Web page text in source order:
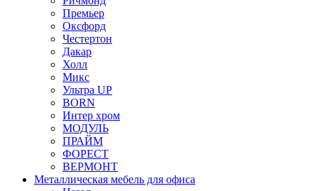
Премьер
Оксфорд
Честертон
Дакар
Холл
Микс
Ультра UP
BORN
Интер хром
МОДУЛЬ
ПРАЙМ
ФОРЕСТ
ВЕРМОНТ
Металлическая мебель для офиса